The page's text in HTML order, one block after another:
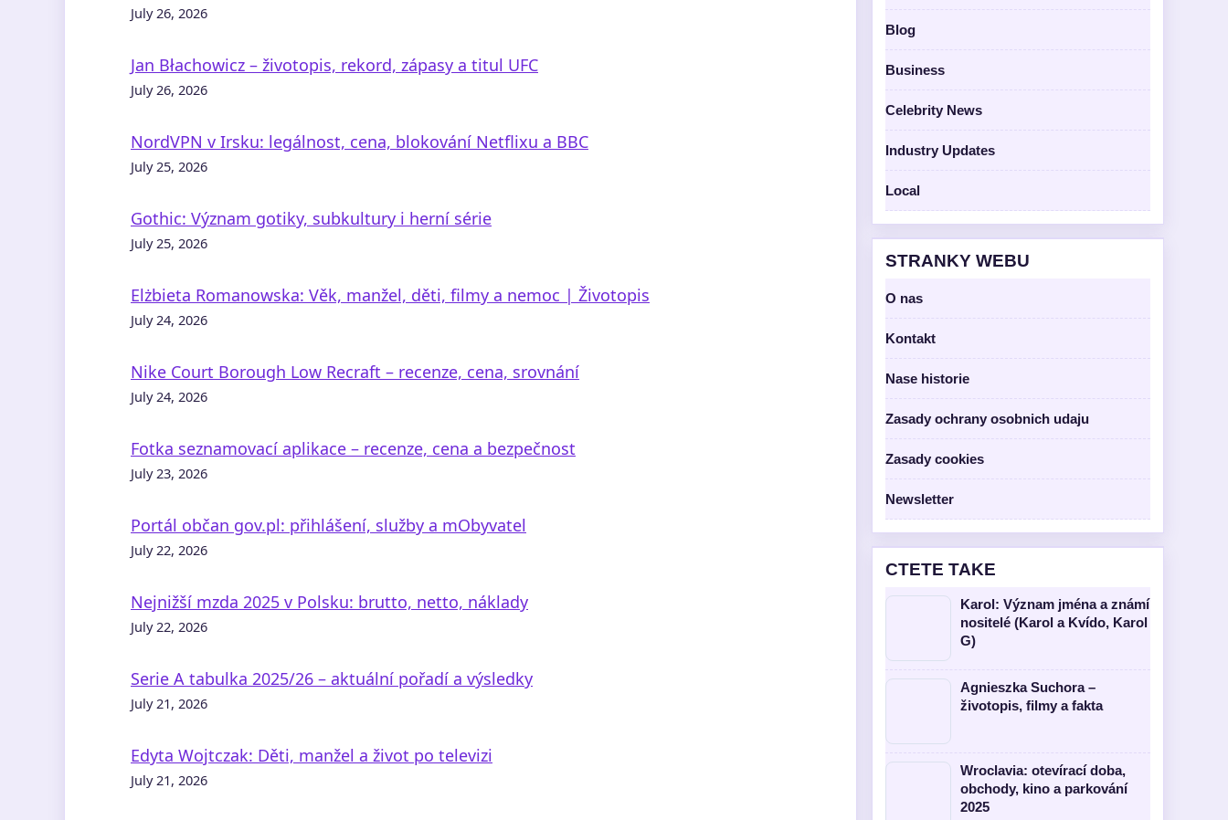
July 26, 2026
Jan Błachowicz – životopis, rekord, zápasy a titul UFC
July 26, 2026
NordVPN v Irsku: legálnost, cena, blokování Netflixu a BBC
July 25, 2026
Gothic: Význam gotiky, subkultury i herní série
July 25, 2026
Elżbieta Romanowska: Věk, manžel, děti, filmy a nemoc | Životopis
July 24, 2026
Nike Court Borough Low Recraft – recenze, cena, srovnání
July 24, 2026
Fotka seznamovací aplikace – recenze, cena a bezpečnost
July 23, 2026
Portál občan gov.pl: přihlášení, služby a mObyvatel
July 22, 2026
Nejnižší mzda 2025 v Polsku: brutto, netto, náklady
July 22, 2026
Serie A tabulka 2025/26 – aktuální pořadí a výsledky
July 21, 2026
Edyta Wojtczak: Děti, manžel a život po televizi
July 21, 2026
Blog
Business
Celebrity News
Industry Updates
Local
STRANKY WEBU
O nas
Kontakt
Nase historie
Zasady ochrany osobnich udaju
Zasady cookies
Newsletter
CTETE TAKE
Karol: Význam jména a známí
nositelé (Karol a Kvído, Karol
G)
Agnieszka Suchora –
životopis, filmy a fakta
Wroclavia: otevírací doba,
obchody, kino a parkování
2025